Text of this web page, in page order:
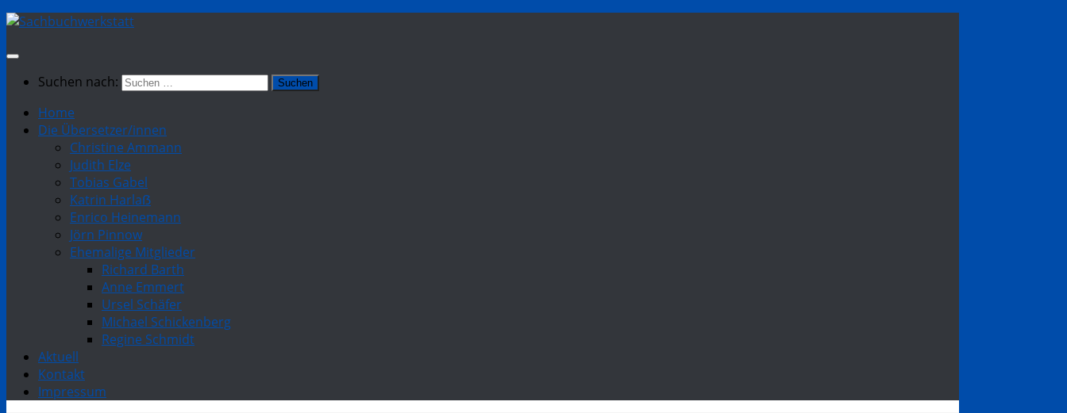
Suchen nach:
Home
Die Übersetzer/innen
Christine Ammann
Judith Elze
Tobias Gabel
Katrin Harlaẞ
Enrico Heinemann
Jörn Pinnow
Ehemalige Mitglieder
Richard Barth
Anne Emmert
Ursel Schäfer
Michael Schickenberg
Regine Schmidt
Aktuell
Kontakt
Impressum